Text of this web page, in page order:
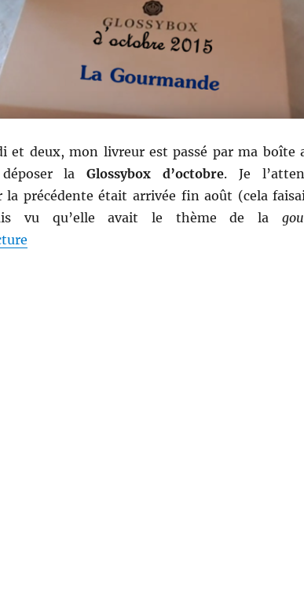
et deux, mon livreur est passé par ma boîte
laGlossybox d’octobre. Je
la précédente était arrivée fin août (cela
vu qu’elle avait le thème de la
de « Shopping # 248 bis : Miam avec la